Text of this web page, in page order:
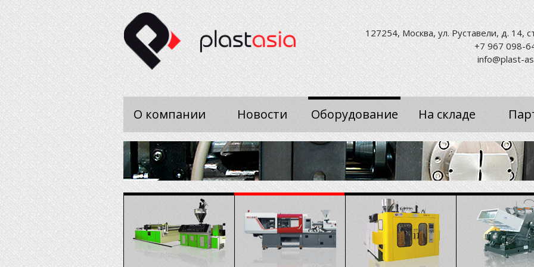
127254, Москва, ул. Руставели, д. 14,
+7 967 098-
info@plast-
О компании Новости Оборудование На складе
Периферийное оборудование
Надежное, высокопроизводительное,
энергосберегающее вспомогательное
оборудование для переработки пластмасс.
<